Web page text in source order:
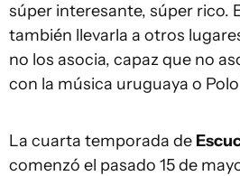
súper interesante, súper rico.
también llevarla a otros
no los asocia, capaz que no
con la música uruguaya o Polo
La cuarta temporada de
comenzó el pasado 15 de